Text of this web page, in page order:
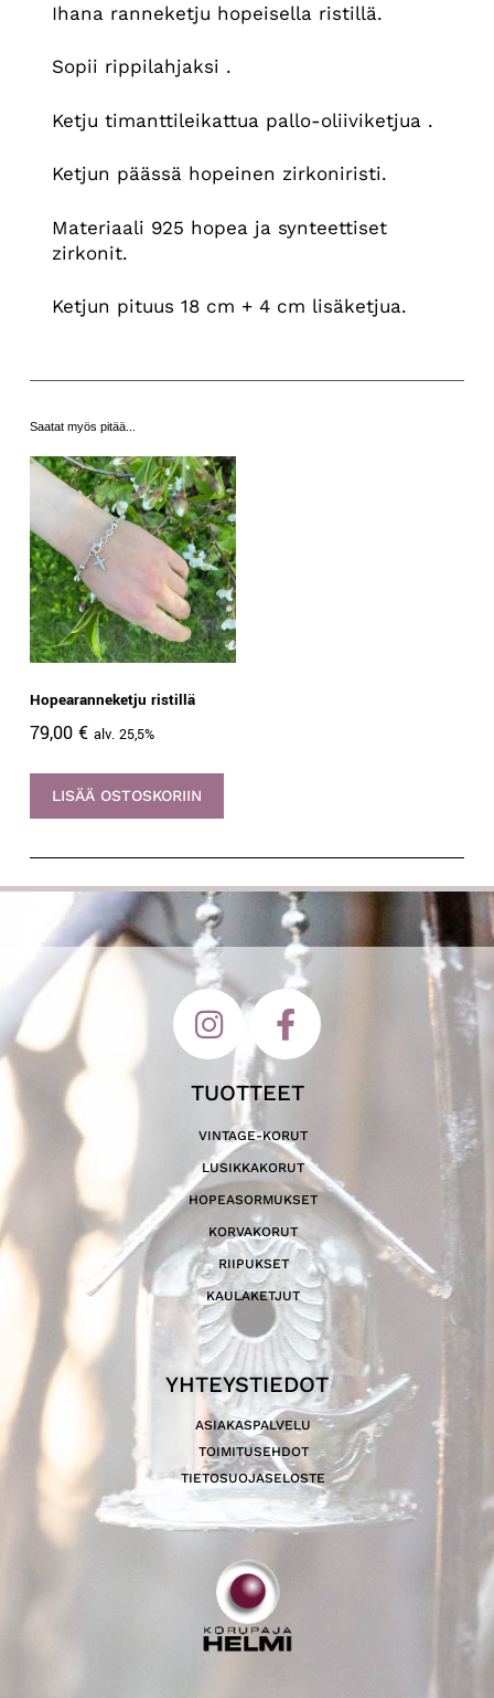
Ihana ranneketju hopeisella ristillä.
Sopii rippilahjaksi .
Ketju timanttileikattua pallo-oliiviketjua .
Ketjun päässä hopeinen zirkoniristi.
Materiaali 925 hopea ja synteettiset
zirkonit.
Ketjun pituus 18 cm + 4 cm lisäketjua.
Saatat myös pitää...
Hopearanneketju ristillä
79,00 € alv. 25,5%
LISÄÄ OSTOSKORIIN
TUOTTEET
VINTAGE-KORUT
LUSIKKAKORUT
HOPEASORMUKSET
KORVAKORUT
RIIPUKSET
KAULAKETJUT
YHTEYSTIEDOT
ASIAKASPALVELU
TOIMITUSEHDOT
TIETOSUOJASELOSTE